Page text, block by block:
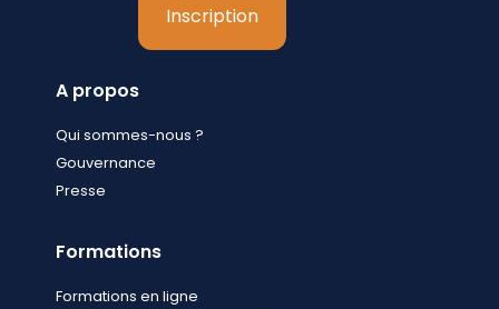
A propos
Qui sommes-nous ?
Gouvernance
Presse
Formations
Formations en ligne